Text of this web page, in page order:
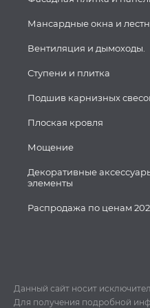
Мансардные окна и
Вентиляция и дымоходы.
Ступени и плитка
Подшив карнизных
Плоская кровля
Мощение
Декоративные
элементы
Распродажа по ценам
Данный сайт носит
Для получения подробной